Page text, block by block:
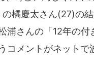
橘慶太さん(27)の
さんの「12年の付
メントがネットで